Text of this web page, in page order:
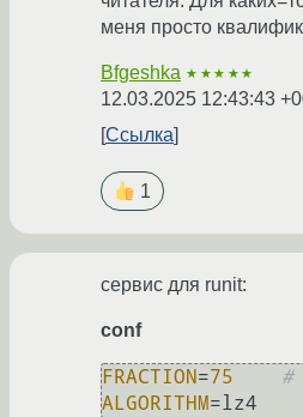
меня просто
Bfgeshka ★★★★★
12.03.2025 12:43:43
Ссылка
1
сервис для runit:
conf
FRACTION=75
#
ALGORITHM